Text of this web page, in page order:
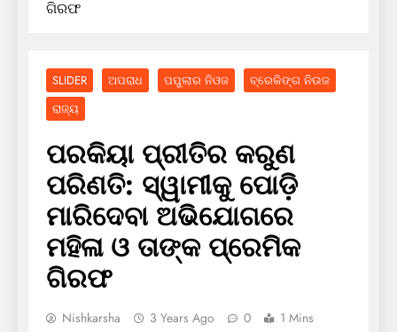
ଗିରଫ
SLIDER ଅପରାଧ ପପୁଲାର ନିଓଜ
ବ୍ରେକିଙ୍ଗ ନିଉଜ
ରାଜ୍ୟ
ପରକିୟା ପ୍ରୀତିର କରୁଣ
ପରିଣତି: ସ୍ୱାମୀକୁ ପୋଡ଼ି
ମାରିଦେବା ଅଭିଯୋଗରେ
ମହିଳା ଓ ତାଙ୍କ ପ୍ରେମିକ
ଗିରଫ
Nishkarsha 3 Years Ago 0 1 Mins